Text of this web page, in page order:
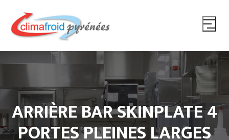
ARRIÈRE BAR SKINPLATE 4
PORTES PLEINES LARGES